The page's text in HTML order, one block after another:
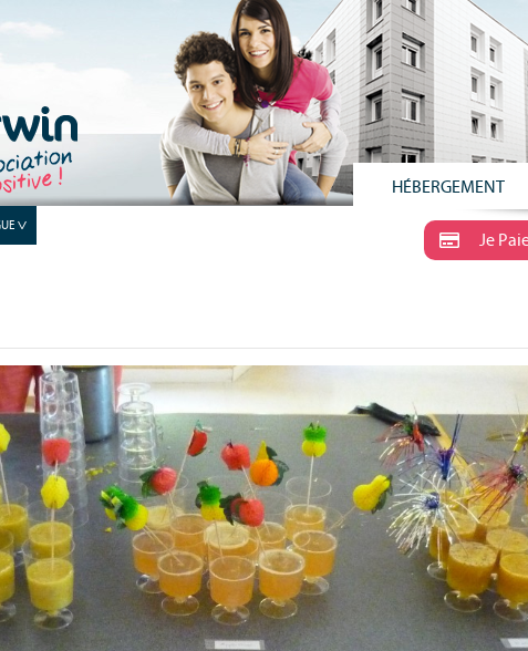
HÉBERGEMENT
Je